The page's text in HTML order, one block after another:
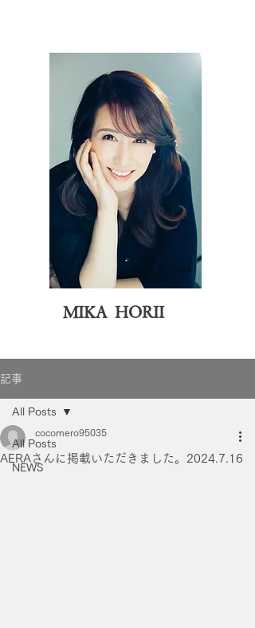
MIKA HORII
記事
All Posts
NEWS
All Posts
AERAさんに掲載いただきました。2024.7.16
cocomero95035